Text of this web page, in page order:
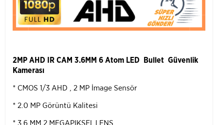
2MP AHD IR CAM 3.6MM 6 Atom LED Bullet Güvenlik
Kamerası
* CMOS 1/3 AHD , 2 MP İmage Sensör
* 2.0 MP Görüntü Kalitesi
* 3,6 MM 2 MEGAPIKSEL LENS